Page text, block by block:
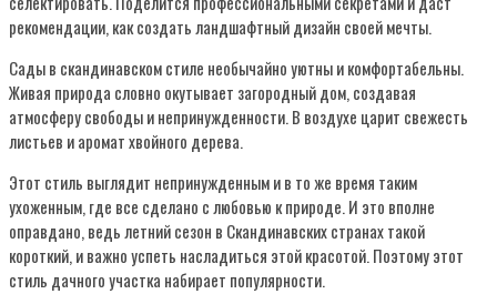
рекомендации, как создать ландшафтный дизайн своей мечты.
Сады в скандинавском стиле необычайно уютны и комфортабельны.
Живая природа словно окутывает загородный дом, создавая
атмосферу свободы и непринужденности. В воздухе царит свежесть
листьев и аромат хвойного дерева.
Этот стиль выглядит непринужденным и в то же время таким
ухоженным, где все сделано с любовью к природе. И это вполне
оправдано, ведь летний сезон в Скандинавских странах такой
короткий, и важно успеть насладиться этой красотой. Поэтому этот
стиль дачного участка набирает популярности.